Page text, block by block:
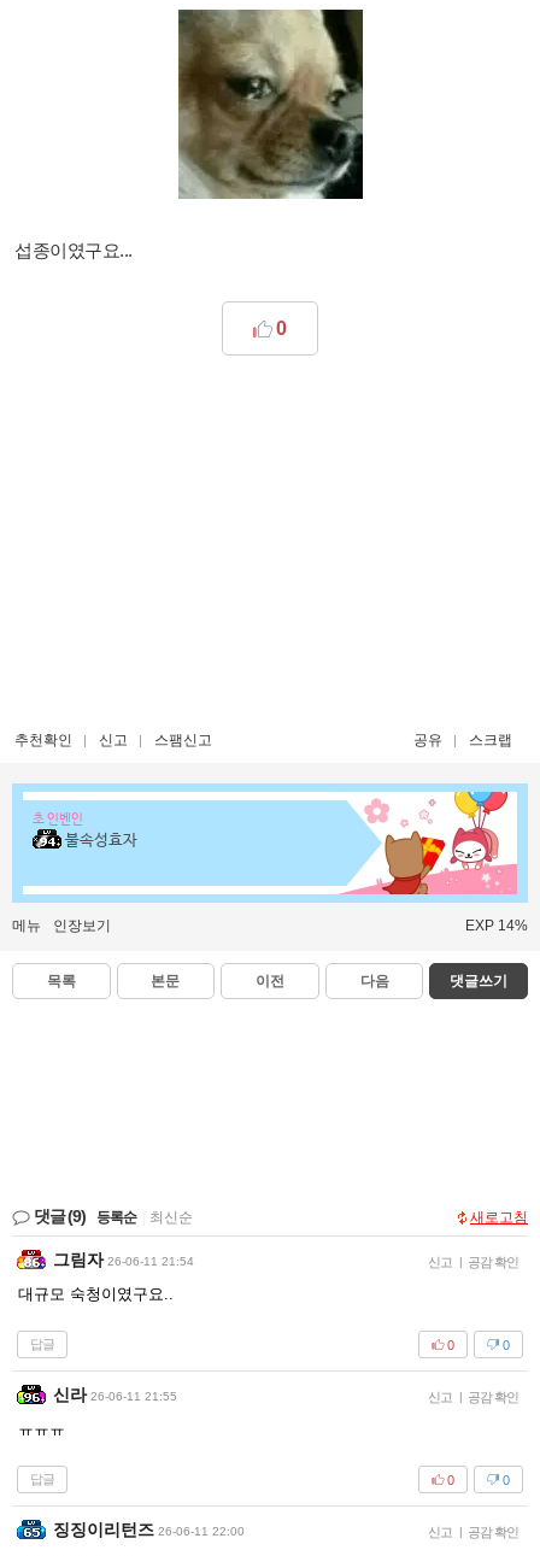
섭종이였구요...
0
추천확인 신고 스팸신고 공유 스크랩
초 인벤인
불속성효자
메뉴 인장보기 EXP 14%
목록 본문 이전 다음 댓글쓰기
댓글(9) 등록순 최신순 새로고침
그림자 26-06-11 21:54 신고 | 공감 확인
대규모 숙청이였구요..
답글 0
0
신라 26-06-11 21:55 신고 | 공감 확인
ㅠㅠㅠ
답글 0
0
징징이리턴즈 26-06-11 22:00 신고 | 공감 확인